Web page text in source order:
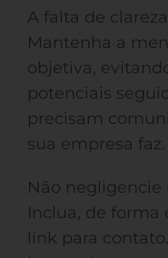
A falta de
Mantenha a
objetiva,
potenciais
precisam
sua empresa faz.
Não negligencie
Inclua, de forma
link para